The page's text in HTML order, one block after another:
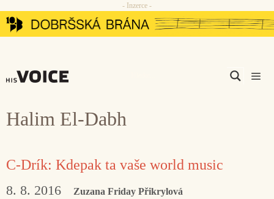
Přeskočit
na
- Inzerce -
Halim El-Dabh
C-Drík: Kdepak ta vaše world music
8. 8. 2016 Zuzana Friday Přikrylová